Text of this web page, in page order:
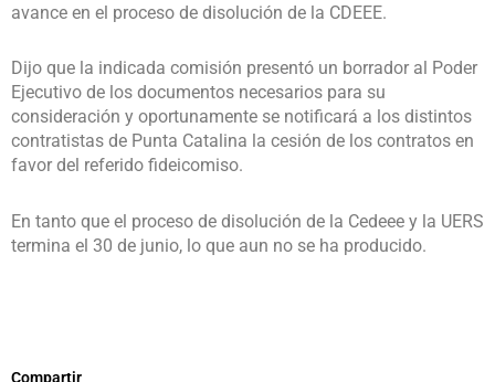
avance en el proceso de disolución de la CDEEE.
Dijo que la indicada comisión presentó un borrador al Poder
Ejecutivo de los documentos necesarios para su
consideración y oportunamente se notificará a los distintos
contratistas de Punta Catalina la cesión de los contratos en
favor del referido fideicomiso.
En tanto que el proceso de disolución de la Cedeee y la UERS
termina el 30 de junio, lo que aun no se ha producido.
Compartir